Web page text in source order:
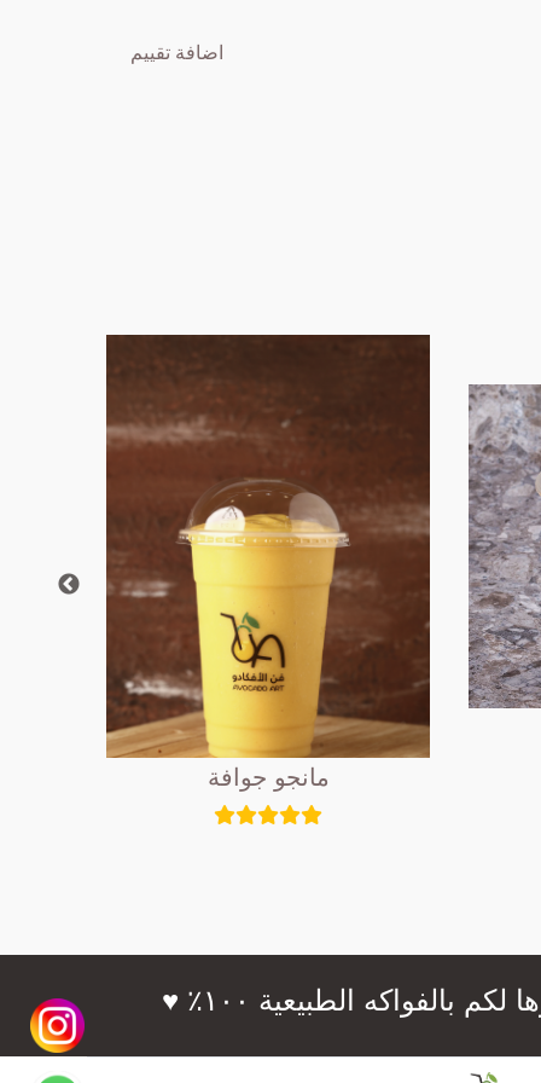
اضافة تقييم
مانجو جوافة
الطبيعية ١٠٠٪؜ ♥️